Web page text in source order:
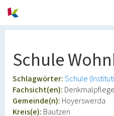
Schule
Schlagwörter:Schule
Fachsicht(en): Denkmalpflege
Gemeinde(n): Hoyerswerda
Kreis(e): Bautzen